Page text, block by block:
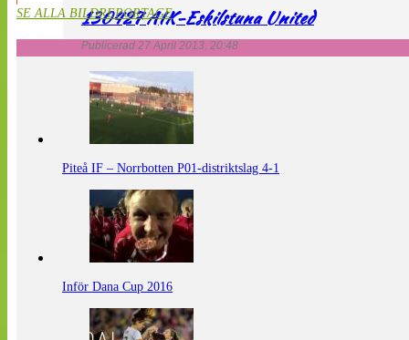
130427 AIK-Eskilstuna United
Publicerad 27 April 2013, 20:48
SE ALLA BILDREPORTAGE
Piteå IF – Norrbotten P01-distriktslag 4-1
Inför Dana Cup 2016